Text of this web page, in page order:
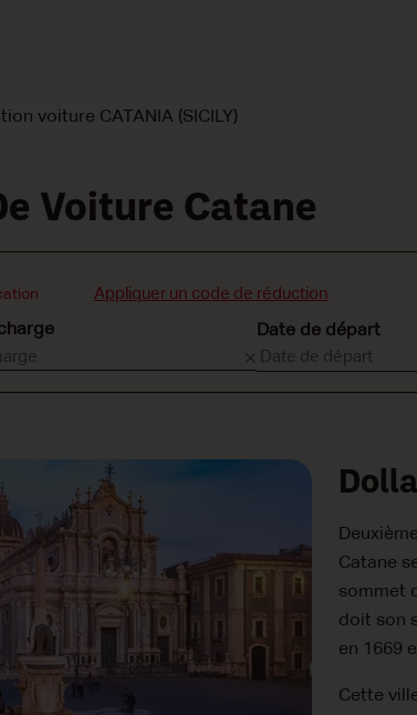
voiture CATANIA (SICILY)
Voiture Catane
Appliquer un code de réduction
Date de départ
Catane
sommet
doit son
en 1669
Cette